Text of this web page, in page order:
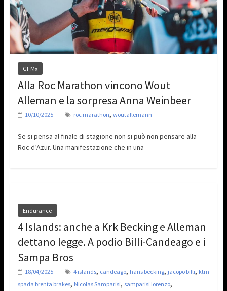
Gf-Mx
Alla Roc Marathon vincono Wout
Alleman e la sorpresa Anna Weinbeer
10/10/2025 roc marathon, woutallemann
Se si pensa al finale di stagione non si può non pensare alla
Roc d’Azur. Una manifestazione che in una
Endurance
4 Islands: anche a Krk Becking e Alleman
dettano legge. A podio Billi-Candeago e i
Sampa Bros
18/04/2025 4 islands, candeago, hans becking, jacopo billi, ktm
spada brenta brakes, Nicolas Samparisi, samparisi lorenzo,